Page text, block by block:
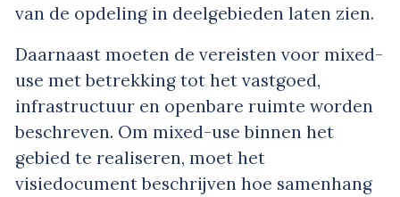
van de opdeling in deelgebieden laten zien.
Daarnaast moeten de vereisten voor mixed-
use met betrekking tot het vastgoed,
infrastructuur en openbare ruimte worden
beschreven. Om mixed-use binnen het
gebied te realiseren, moet het
visiedocument beschrijven hoe samenhang